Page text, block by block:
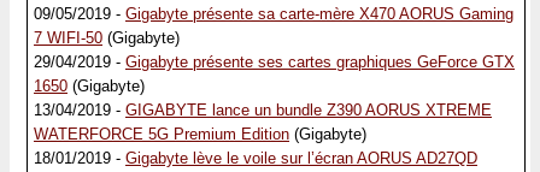
09/05/2019 - Gigabyte présente sa carte-mère X470 AORUS Gaming
7 WIFI-50 (Gigabyte)
29/04/2019 - Gigabyte présente ses cartes graphiques GeForce GTX
1650 (Gigabyte)
13/04/2019 - GIGABYTE lance un bundle Z390 AORUS XTREME
WATERFORCE 5G Premium Edition (Gigabyte)
18/01/2019 - Gigabyte lève le voile sur l’écran AORUS AD27QD